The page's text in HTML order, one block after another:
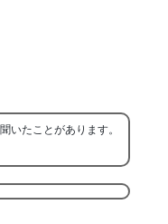
いたことがあります。